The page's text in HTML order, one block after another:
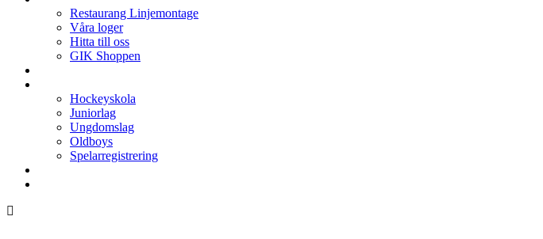
Restaurang Linjemontage
Våra loger
Hitta till oss
GIK Shoppen
Hockeyskola
Juniorlag
Ungdomslag
Oldboys
Spelarregistrering